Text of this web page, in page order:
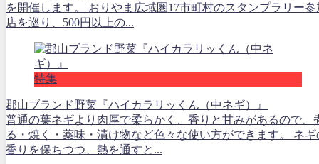
を開催します。 おりやま広域圏17市町村のスタンプラリー参
店を巡り、500円以上の...
特集
郡山ブランド野菜『ハイカラリッくん（中ネギ）』
普通の葉ネギより肉厚で柔らかく、香りと甘みがあるので、
る・焼く・薬味・漬け物など色々な使い方ができます。 ネギ
香りを保ちつつ、熱を通すと...